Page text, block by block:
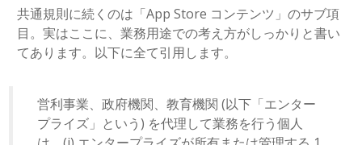
共通規則に続くのは「App Store コンテンツ」のサブ項
目。実はここに、業務用途での考え方がしっかりと書い
てあります。以下に全て引用します。
営利事業、政府機関、教育機関 (以下「エンター
プライズ」という) を代理して業務を行う個人